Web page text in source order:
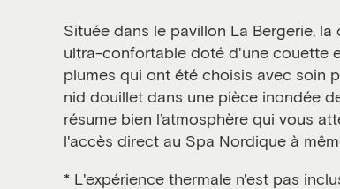
Située dans le pavillon La Bergerie,
ultra-confortable doté d'une couette
plumes qui ont été choisis avec soin
nid douillet dans une pièce inondée
résume bien l’atmosphère qui vous
l'accès direct au Spa Nordique à
* L'expérience thermale n'est pas